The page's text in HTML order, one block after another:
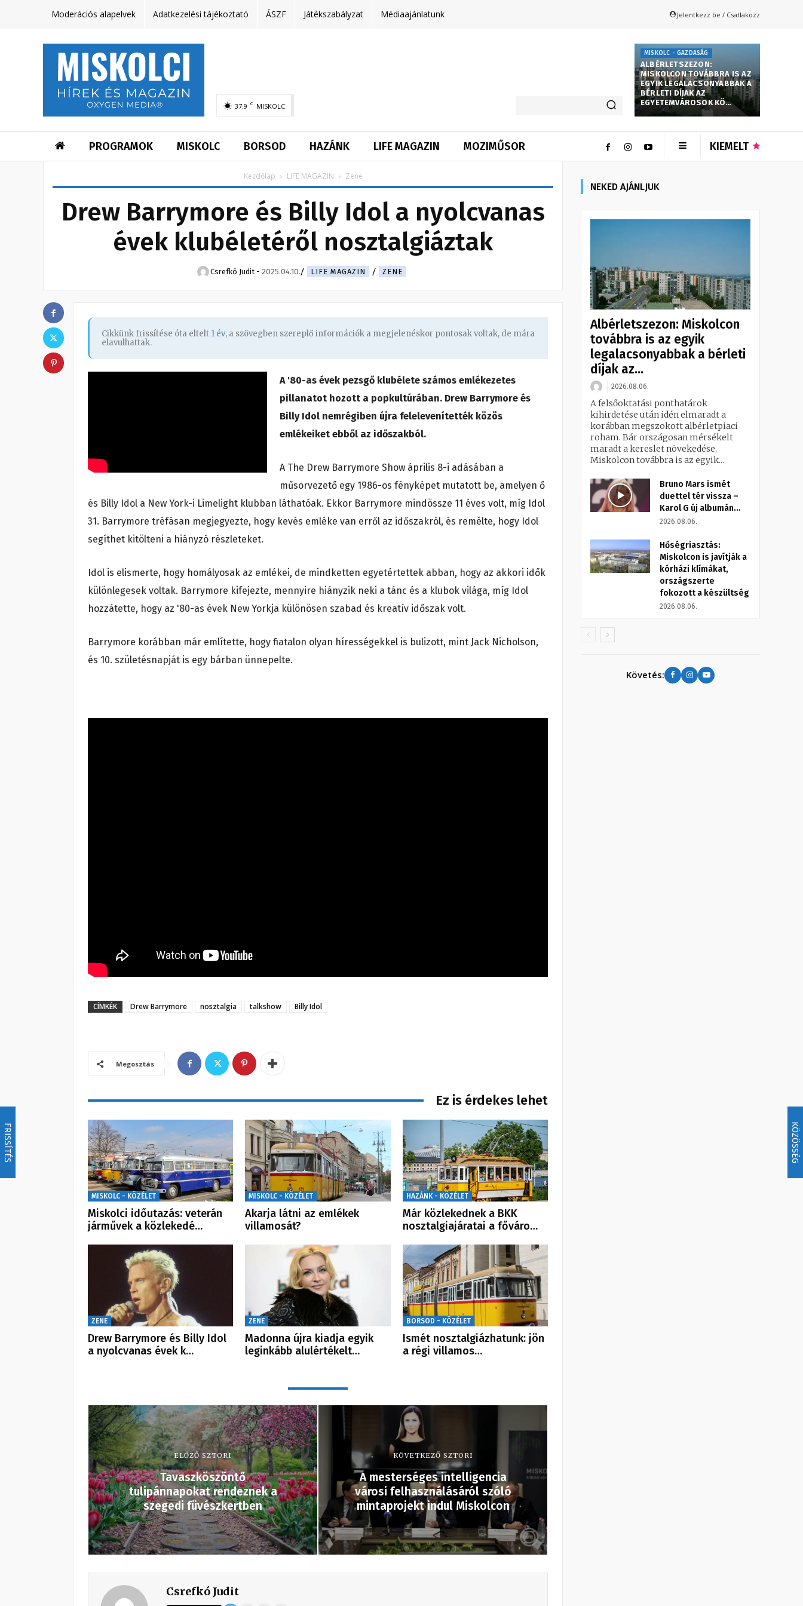
FRISSÍTÉS KÖZÖSSÉG
Moderációs alapelvek Adatkezelési tájékoztató ÁSZF Játékszabályzat Médiaajánlatunk Jelentkezz be / Csatlakozz
37.9 C MISKOLC
MISKOLC - GAZDASÁG
ALBÉRLETSZEZON:
MISKOLCON TOVÁBBRA IS AZ
EGYIK LEGALACSONYABBAK A
BÉRLETI DÍJAK AZ
EGYETEMVÁROSOK KÖ…
PROGRAMOK MISKOLC BORSOD HAZÁNK LIFE MAGAZIN MOZIMŰSOR KIEMELT
Kezdőlap LIFE MAGAZIN Zene
Drew Barrymore és Billy Idol a nyolcvanas
évek klubéletéről nosztalgiáztak
Csrefkó Judit - 2025.04.10. LIFE MAGAZIN ZENE
Cikkünk frissítése óta eltelt 1 év, a szövegben szereplő információk a megjelenéskor pontosak voltak, de mára
elavulhattak.
A '80-as évek pezsgő klubélete számos emlékezetes
pillanatot hozott a popkultúrában. Drew Barrymore és
Billy Idol nemrégiben újra felelevenítették közös
emlékeiket ebből az időszakból.
A The Drew Barrymore Show április 8-i adásában a
műsorvezető egy 1986-os fényképet mutatott be, amelyen ő
és Billy Idol a New York-i Limelight klubban láthatóak. Ekkor Barrymore mindössze 11 éves volt, míg Idol
31. Barrymore tréfásan megjegyezte, hogy kevés emléke van erről az időszakról, és remélte, hogy Idol
segíthet kitölteni a hiányzó részleteket.
Idol is elismerte, hogy homályosak az emlékei, de mindketten egyetértettek abban, hogy az akkori idők
különlegesek voltak. Barrymore kifejezte, mennyire hiányzik neki a tánc és a klubok világa, míg Idol
hozzátette, hogy az '80-as évek New Yorkja különösen szabad és kreatív időszak volt.
Barrymore korábban már említette, hogy fiatalon olyan hírességekkel is bulizott, mint Jack Nicholson,
és 10. születésnapját is egy bárban ünnepelte.
CÍMKÉK Drew Barrymore nosztalgia talkshow Billy Idol
Megosztás
Ez is érdekes lehet
MISKOLC - KÖZÉLET
Miskolci időutazás: veterán
járművek a közlekedé…
MISKOLC - KÖZÉLET
Akarja látni az emlékek
villamosát?
HAZÁNK - KÖZÉLET
Már közlekednek a BKK
nosztalgiajáratai a főváro…
ZENE
Drew Barrymore és Billy Idol
a nyolcvanas évek k…
ZENE
Madonna újra kiadja egyik
leginkább alulértékelt…
BORSOD - KÖZÉLET
Ismét nosztalgiázhatunk: jön
a régi villamos…
ELŐZŐ SZTORI
Tavaszköszöntő
tulipánnapokat rendeznek a
szegedi füvészkertben
KÖVETKEZŐ SZTORI
A mesterséges intelligencia
városi felhasználásáról szóló
mintaprojekt indul Miskolcon
Csrefkó Judit
NEKED AJÁNLJUK
Albérletszezon: Miskolcon
továbbra is az egyik
legalacsonyabbak a bérleti
díjak az...
2026.08.06.
A felsőoktatási ponthatárok
kihirdetése után idén elmaradt a
korábban megszokott albérletpiaci
roham. Bár országosan mérsékelt
maradt a kereslet növekedése,
Miskolcon továbbra is az egyik...
Bruno Mars ismét
duettel tér vissza –
Karol G új albumán...
2026.08.06.
Hőségriasztás:
Miskolcon is javítják a
kórházi klímákat,
országszerte
fokozott a készültség
2026.08.06.
Követés: